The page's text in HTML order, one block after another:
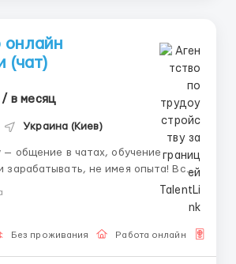
(чат)
в месяц
Украина (Киев)
— общение в чатах, обучение
зарабатывать, не имея опыта! Всё
курс; — Помощь 24/7...
Без проживания Работа онлайн